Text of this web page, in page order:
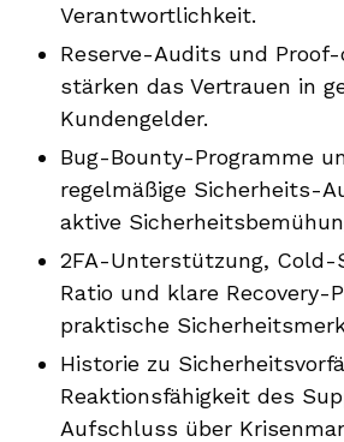
Verantwortlichkeit.
Reserve-Audits und
stärken das Vertrauen in
Kundengelder.
Bug-Bounty-Programme
regelmäßige Sicherheits-
aktive
2FA-Unterstützung, Cold-
Ratio und klare Recovery-
praktische
Historie zu
Reaktionsfähigkeit des
Aufschluss über